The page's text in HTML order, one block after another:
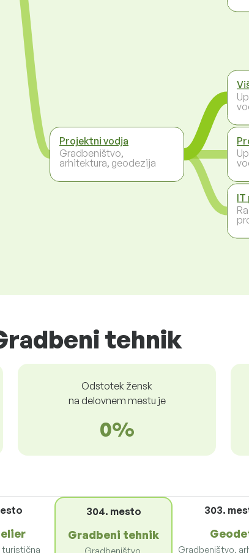
Projektni vodja
Gradbeništvo,
arhitektura, geodezija
IT
tehnik
Odstotek žensk
na delovnem mestu je
0%
304. mesto
Gradbeni tehnik
Gradbeništvo,
303.
Gradbeništvo,